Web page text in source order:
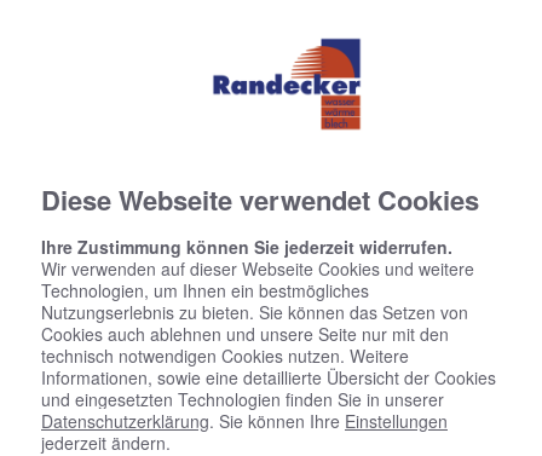
Diese Webseite verwendet Cookies
Ihre Zustimmung können Sie jederzeit widerrufen.
Wir verwenden auf dieser Webseite Cookies und weitere
Technologien, um Ihnen ein bestmögliches
Nutzungserlebnis zu bieten. Sie können das Setzen von
Cookies auch ablehnen und unsere Seite nur mit den
technisch notwendigen Cookies nutzen. Weitere
Informationen, sowie eine detaillierte Übersicht der Cookies
und eingesetzten Technologien finden Sie in unserer
Datenschutzerklärung. Sie können Ihre Einstellungen
jederzeit ändern.